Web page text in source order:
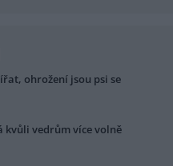
ohrožení jsou psi se
kvůli vedrům více volně